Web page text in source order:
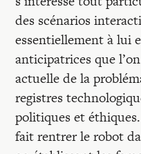
des scénarios
essentiellement à lui
anticipatrices que
actuelle de la
registres
politiques et
fait rentrer le robot